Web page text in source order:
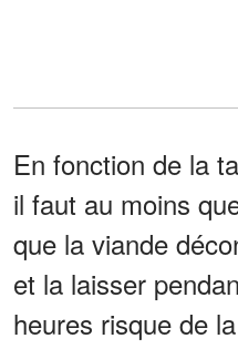
En fonction de la
il faut au moins
que la viande
et la laisser
heures risque de